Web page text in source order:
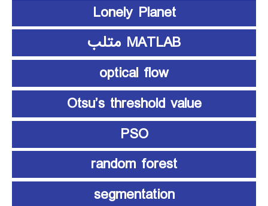
Lonely Planet
MATLAB متلب
optical flow
Otsu’s threshold value
PSO
random forest
segmentation